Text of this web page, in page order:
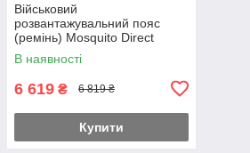
Військовий
розвантажувальний пояс
(ремінь) Mosquito Direct
Action з місцями кріплення
(Камуфляж)
В наявності
6 619 ₴ 6 819 ₴
Купити